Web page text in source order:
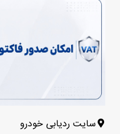
سایت ردیابی خودرو